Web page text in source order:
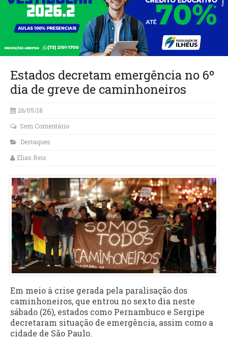
Estados decretam emergência no 6º
dia de greve de caminhoneiros
26/05/18
Sem Comentário
Destaques
Elias Reis
Em meio à crise gerada pela paralisação dos
caminhoneiros, que entrou no sexto dia neste
sábado (26), estados como Pernambuco e Sergipe
decretaram situação de emergência, assim como a
cidade de São Paulo.